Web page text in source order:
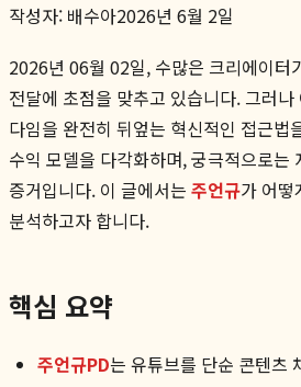
작성자: 배수아2026년 6월 2일
2026년 06월 02일, 수많은 크리에이터
전달에 초점을 맞추고 있습니다. 그러
다임을 완전히 뒤엎는 혁신적인 접근
수익 모델을 다각화하며, 궁극적으로는
증거입니다. 이 글에서는 주언규가 어떻
분석하고자 합니다.
핵심 요약
주언규PD는 유튜브를 단순 콘텐츠